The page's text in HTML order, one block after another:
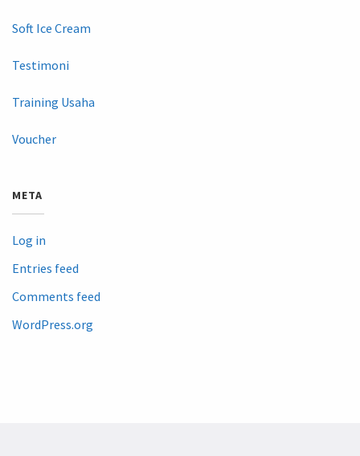
Soft Ice Cream
Testimoni
Training Usaha
Voucher
META
Log in
Entries feed
Comments feed
WordPress.org